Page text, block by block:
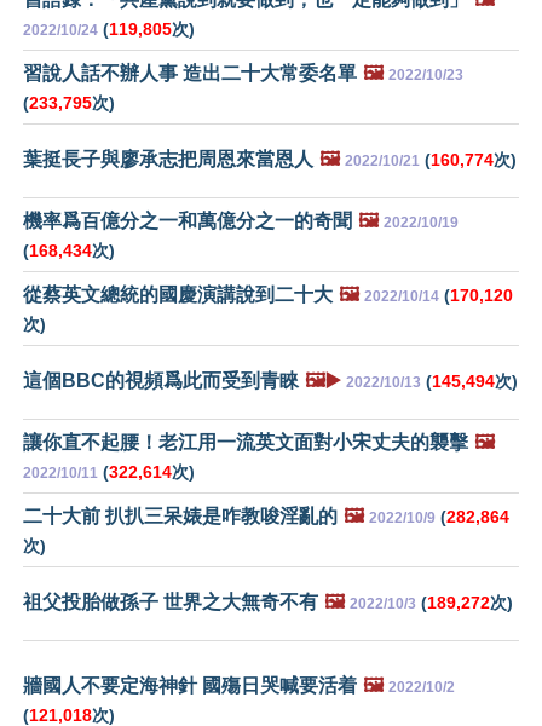
2022/10/24 (119,805次)
習說人話不辦人事 造出二十大常委名單 🖼️ 2022/10/23
(233,795次)
葉挺長子與廖承志把周恩來當恩人 🖼️ 2022/10/21 (160,774次)
機率爲百億分之一和萬億分之一的奇聞 🖼️ 2022/10/19
(168,434次)
從蔡英文總統的國慶演講說到二十大 🖼️ 2022/10/14 (170,120
次)
這個BBC的視頻爲此而受到青睞 🖼️▶️ 2022/10/13 (145,494次)
讓你直不起腰！老江用一流英文面對小宋丈夫的襲擊 🖼️
2022/10/11 (322,614次)
二十大前 扒扒三呆婊是咋教唆淫亂的 🖼️ 2022/10/9 (282,864
次)
祖父投胎做孫子 世界之大無奇不有 🖼️ 2022/10/3 (189,272次)
牆國人不要定海神針 國殤日哭喊要活着 🖼️ 2022/10/2
(121,018次)